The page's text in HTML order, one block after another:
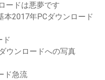
ードは悪夢です
本2017年PCダウンロード
ド
ウンロードへの写真
ド急流